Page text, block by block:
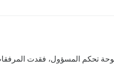
تحكم المسؤول، فقدت